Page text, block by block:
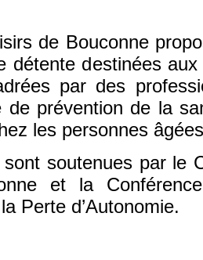
de Bouconne
détente destinées
par des
de prévention de la
les personnes
soutenues par le
et la
Perte d’Autonomie.